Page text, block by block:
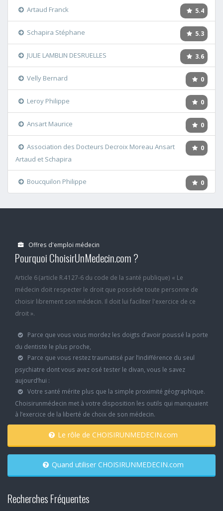
5.4
Artaud Franck
5.3
Schapira Stéphane
3.6
JULIE LAMBLIN DESRUELLES
0
Velly Bernard
0
Leroy Philippe
0
Ansart Maurice
0
Association des Docteurs Decroix Moreau Ansart
Artaud et Schapira
0
Boucquilon Philippe
Offres d'emploi médecin
Pourquoi ChoisirUnMedecin.com ?
Article 6 (article R.4127-6 du code de la santé publique) « Le
médecin doit respecter le droit que possède toute personne de
choisir librement son médecin. Il doit lui faciliter l'exercice de ce
droit ».
Parce que vous vous mordez les doigts d’avoir poussé la porte
du dentiste le plus proche,
Parce que vous restez traumatisé par l’indifférence du seul
psychiatre dont vous avez osé tester le divan, vous le savez
aujourd’hui :
Votre santé mérite plus que la simple proximité géographique.
Choisirunmédecin met à votre disposition les outils qui manquaient
à l’exercice de la liberté de choix de son médecin.
Le rôle de CHOISIRUNMEDECIN.com
Quand utiliser CHOISIRUNMEDECIN.com
Recherches Fréquentes